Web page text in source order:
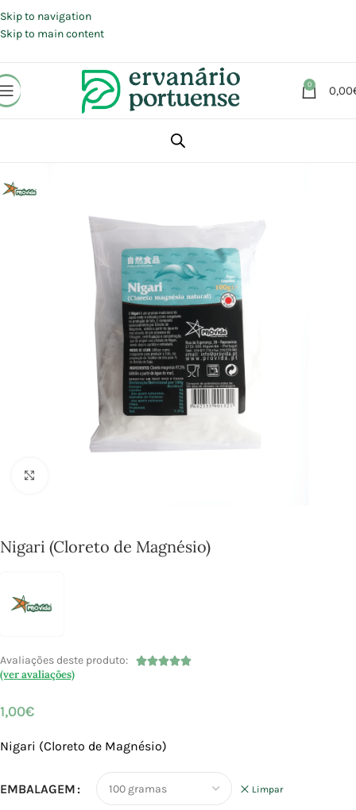
Skip to navigation
Skip to main content
0 0,00
Alimentação
Nigari (Cloreto de Magnésio)
Avaliações deste produto: 
(ver avaliações)
1,00€
Nigari (Cloreto de Magnésio)
EMBALAGEM Limpar